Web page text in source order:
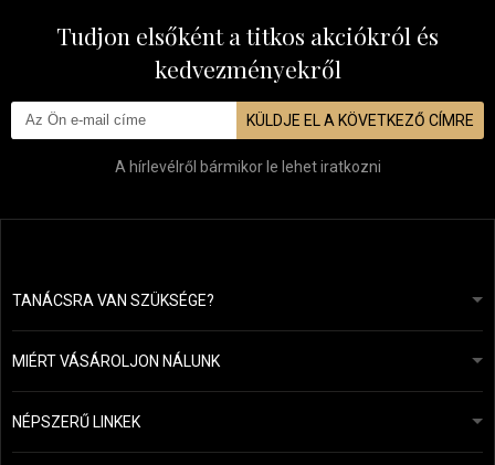
Tudjon elsőként a titkos akciókról és
kedvezményekről
KÜLDJE EL A KÖVETKEZŐ CÍMRE
A hírlevélről bármikor le lehet iratkozni
TANÁCSRA VAN SZÜKSÉGE?info@mapeja.hu
24 órán belül válaszolunk.
MIÉRT VÁSÁROLJON NÁLUNK
Általános szerződési feltételek (ÁSZF)
Személyes adatok védelme
Fizetési és szállítási áttekintés
Áru visszaküldése
NÉPSZERŰ LINKEK
A mi történetünk
Kérastase